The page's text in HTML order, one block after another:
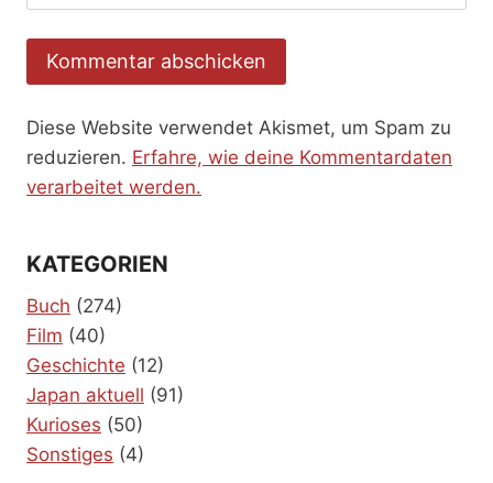
Diese Website verwendet Akismet, um Spam zu
reduzieren. Erfahre, wie deine Kommentardaten
verarbeitet werden.
KATEGORIEN
Buch (274)
Film (40)
Geschichte (12)
Japan aktuell (91)
Kurioses (50)
Sonstiges (4)